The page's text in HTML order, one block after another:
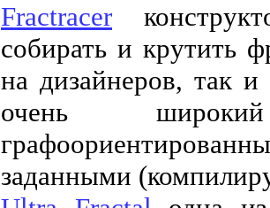
Fractracer
собирать и крутить
на дизайнеров, так
очень
заданными